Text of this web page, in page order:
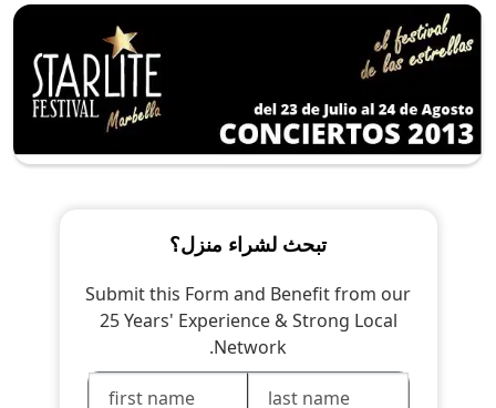
تبحث لشراء منزل؟
Submit this Form and Benefit from our
25 Years' Experience & Strong Local
Network.